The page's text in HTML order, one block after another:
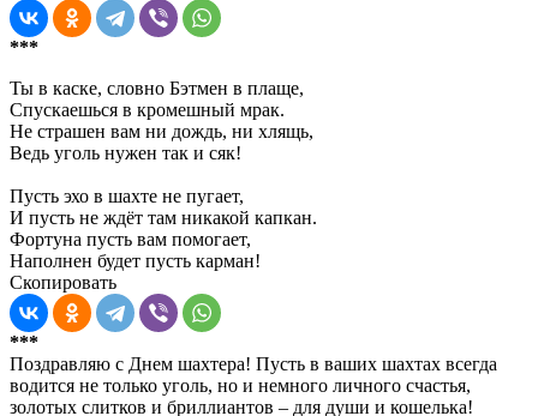
***
Ты в каске, словно Бэтмен в плаще,
Спускаешься в кромешный мрак.
Не страшен вам ни дождь, ни хлящь,
Ведь уголь нужен так и сяк!
Пусть эхо в шахте не пугает,
И пусть не ждёт там никакой капкан.
Фортуна пусть вам помогает,
Наполнен будет пусть карман!
Скопировать
***
Поздравляю с Днем шахтера! Пусть в ваших шахтах всегда
водится не только уголь, но и немного личного счастья,
золотых слитков и бриллиантов – для души и кошелька!